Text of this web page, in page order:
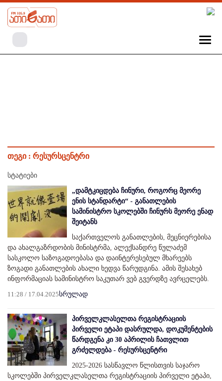
თეგი : რესურსცენტრი
სტატიები
„დამტკიცდება ჩინური, როგორც მეორე
ენის სტანდარტი“ - განათლების
სამინისტრო სკოლებში ჩინურს მეორე ენად
შეიტანს
საქართველოს განათლების, მეცნიერებისა
და ახალგაზრდობის მინისტრმა, ალექსანდრე წულაძემ
სასკოლო საზოგადოებასა და დაინტერესებულ მხარეებს
ზოგადი განათლების ახალი ხედვა წარუდგინა. ამის შესახებ
ინფორმაციას სამინისტრო საკუთარ ვებ გვერდზე ავრცელებს.
11:28 / 17.04.2025სრულად
პირველკლასელთა რეგისტრაციის
პირველი ეტაპი დასრულდა, დოკუმენტების
წარდგენა კი 30 აპრილის ჩათვლით
გრძელდება - რესურსცენტრი
2025-2026 სასწავლო წლისთვის საჯარო
სკოლებში პირველკლასელთა რეგისტრაციის პირველი ეტაპი,